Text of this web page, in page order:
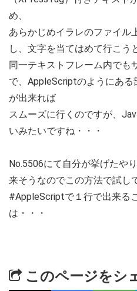
め、
あらかじめイラレのファイル
し、文字を当てはめて行こう
同一テキストフレーム内でも
で、AppleScriptのようにある
が出来れば
スムーズに行くのですが、
いみたいですね・・・
No.5506にて自分が挙げたや
来そうなのでこの方法で試し
#AppleScriptで１行で出来る
は・・・
このページをシ